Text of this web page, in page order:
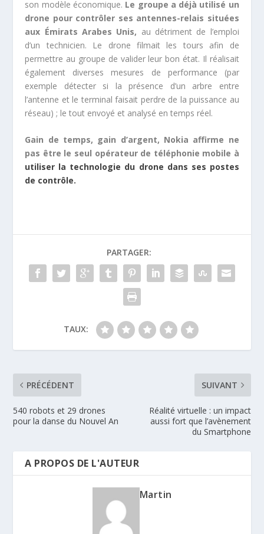
son modèle économique. Le groupe a déjà utilisé un
drone pour contrôler ses antennes-relais situées
aux Émirats Arabes Unis, au détriment de l’emploi
d’un technicien. Le drone filmait les tours afin de
permettre au groupe de valider leur bon état. Il réalisait
également diverses mesures de performance (par
exemple détecter si la présence d’un arbre entre
l’antenne et le terminal faisait perdre de la puissance au
réseau) ; le tout envoyé et analysé en temps réel.
Gain de temps, gain d’argent, Nokia affirme ne
pas être le seul opérateur de téléphonie mobile à
utiliser la technologie du drone dans ses postes
de contrôle.
PARTAGER:
TAUX:
PRÉCÉDENT
540 robots et 29 drones
pour la danse du Nouvel An
SUIVANT
Réalité virtuelle : un impact
aussi fort que l’avènement
du Smartphone
A PROPOS DE L'AUTEUR
Martin